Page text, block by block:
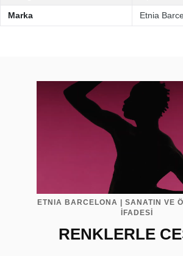
Marka Etnia
ETNIA BARCELONA | SANATIN VE
İFADESİ
RENKLERLE